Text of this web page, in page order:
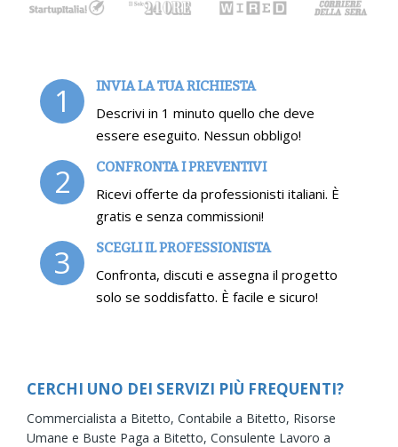
1 INVIA LA TUA RICHIESTA
Descrivi in 1 minuto quello che deve
essere eseguito. Nessun obbligo!
2 CONFRONTA I PREVENTIVI
Ricevi offerte da professionisti italiani. È
gratis e senza commissioni!
3 SCEGLI IL PROFESSIONISTA
Confronta, discuti e assegna il progetto
solo se soddisfatto. È facile e sicuro!
CERCHI UNO DEI SERVIZI PIÙ FREQUENTI?
Commercialista a Bitetto, Contabile a Bitetto, Risorse
Umane e Buste Paga a Bitetto, Consulente Lavoro a